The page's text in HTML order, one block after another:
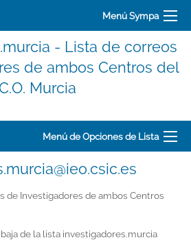
Menú Sympa
- Lista de correos
de ambos Centros del
C.O. Murcia
Menú de Opciones de Lista
de Investigadores de ambos Centros
de la lista investigadores.murcia